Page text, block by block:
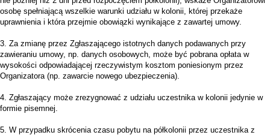
osobę spełniającą wszelkie warunki udziału w kolonii, której przekaże
uprawnienia i która przejmie obowiązki wynikające z zawartej umowy.
3. Za zmianę przez Zgłaszającego istotnych danych podawanych przy
zawieraniu umowy, np. danych osobowych, może być pobrana opłata w
wysokości odpowiadającej rzeczywistym kosztom poniesionym przez
Organizatora (np. zawarcie nowego ubezpieczenia).
4. Zgłaszający może zrezygnować z udziału uczestnika w kolonii jedynie w
formie pisemnej.
5. W przypadku skrócenia czasu pobytu na półkolonii przez uczestnika z